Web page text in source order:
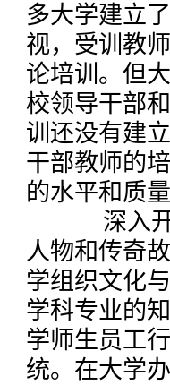
多大学建立
视，受训教
论培训。但
校领导干部
训还没有建
干部教师的
的水平和质
深入开
人物和传奇
学组织文化
学科专业的
学师生员工
统。在大学